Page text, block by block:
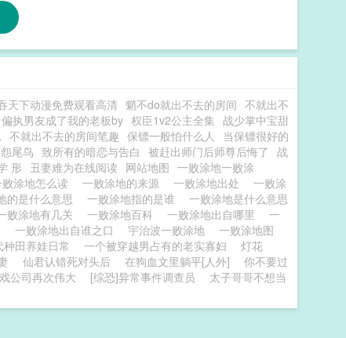
天下动漫免费观看高清 魈不do就出不去的房间 不就出不
偏执男友成了我的老板by 权臣1v2公主全集 战少掌中宝甜
不就出不去的房间笔趣 保镖一般怕什么人
当保镖很好的
尾鸟 致所有的暗恋与告白 被赶出师门后师尊后悔了 战
形 丑妻难为在线阅读 网站地图 一败涂地一败涂
涂地怎么读 一败涂地的来源 一败涂地出处
一败涂
的是什么意思 一败涂地指的是谁
一败涂地是什么意思
败涂地有几关 一败涂地百科 一败涂地出自哪里
一
一败涂地出自谁之口 宇治波一败涂地
一败涂地图
种田养娃日常 一个被穿越男占有的老实寡妇
灯花
仙君认错死对头后 在狗血文里躺平[人外]
你不要过
公司再次伟大 [综恐]异常事件调查员
太子哥哥不想当